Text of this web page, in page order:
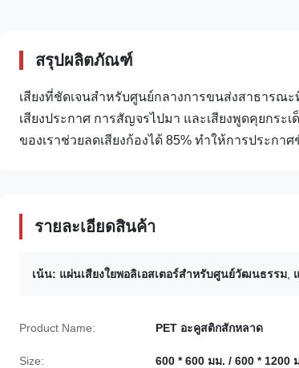
สรุปผลิตภัณฑ์
เสียงที่ชัดเจนสำหรับศูนย์กลางการขนส่งสาธารณ
เสียงประกาศ การสัญจรไปมา และเสียงพูดคุยกร
ของเราช่วยลดเสียงก้องได้ 85% ทำให้การประกา
รายละเอียดสินค้า
เน้น: แผ่นเสียงใยพอลิเอสเตอร์สําหรับศูนย์วัฒนธรรม
Product Name: PET อะคูสติกสักหลาด
Size:
600 * 600 มม. / 600 * 1200